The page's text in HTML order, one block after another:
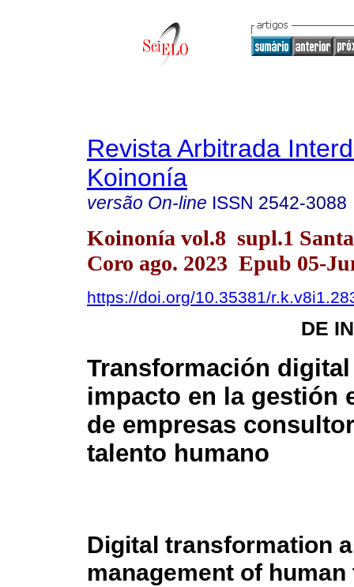
Revista Arbitrada
Koinonía
versão On-line ISSN 2542-3088
Koinonía vol.8 supl.1
Coro ago. 2023 Epub 05-
https://doi.org/10.35381/
DE
Transformación
impacto en la gestión
de empresas
talento humano
Digital transformation
management of